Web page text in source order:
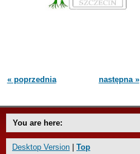
« poprzednia następna »
You are here:
Desktop Version Top